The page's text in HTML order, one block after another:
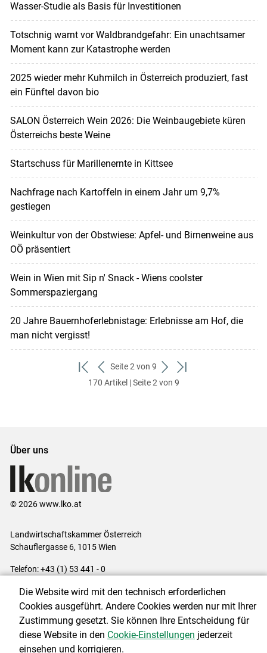
Wasser-Studie als Basis für Investitionen
Totschnig warnt vor Waldbrandgefahr: Ein unachtsamer
Moment kann zur Katastrophe werden
2025 wieder mehr Kuhmilch in Österreich produziert, fast
ein Fünftel davon bio
SALON Österreich Wein 2026: Die Weinbaugebiete küren
Österreichs beste Weine
Startschuss für Marillenernte in Kittsee
Nachfrage nach Kartoffeln in einem Jahr um 9,7%
gestiegen
Weinkultur von der Obstwiese: Apfel- und Birnenweine aus
OÖ präsentiert
Wein in Wien mit Sip n' Snack - Wiens coolster
Sommerspaziergang
20 Jahre Bauernhoferlebnistage: Erlebnisse am Hof, die
man nicht vergisst!
zum
ersten
zurück
zum
Seite 2 von 9
weiter
zum
zum
170 Artikel | Seite 2 von 9
Über uns
© 2026 www.lko.at
Landwirtschaftskammer Österreich
Schauflergasse 6, 1015 Wien
Telefon:+43 (1) 53 441 - 0
Impressum|Kontakt|Login für Berater|Datenschutzerklärung|
Barrierefreiheit
Cookie-Einstellungen
Die Website wird mit den technisch erforderlichen
Cookies ausgeführt. Andere Cookies werden nur mit Ihrer
Zustimmung gesetzt. Sie können Ihre Entscheidung für
diese Website in den Cookie-Einstellungen jederzeit
einsehen und korrigieren.